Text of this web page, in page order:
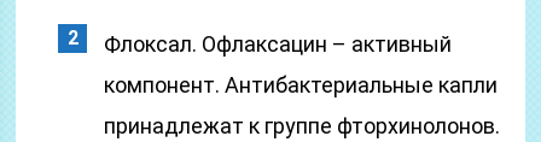
Флоксал. Офлаксацин – активный
компонент. Антибактериальные капли
принадлежат к группе фторхинолонов.